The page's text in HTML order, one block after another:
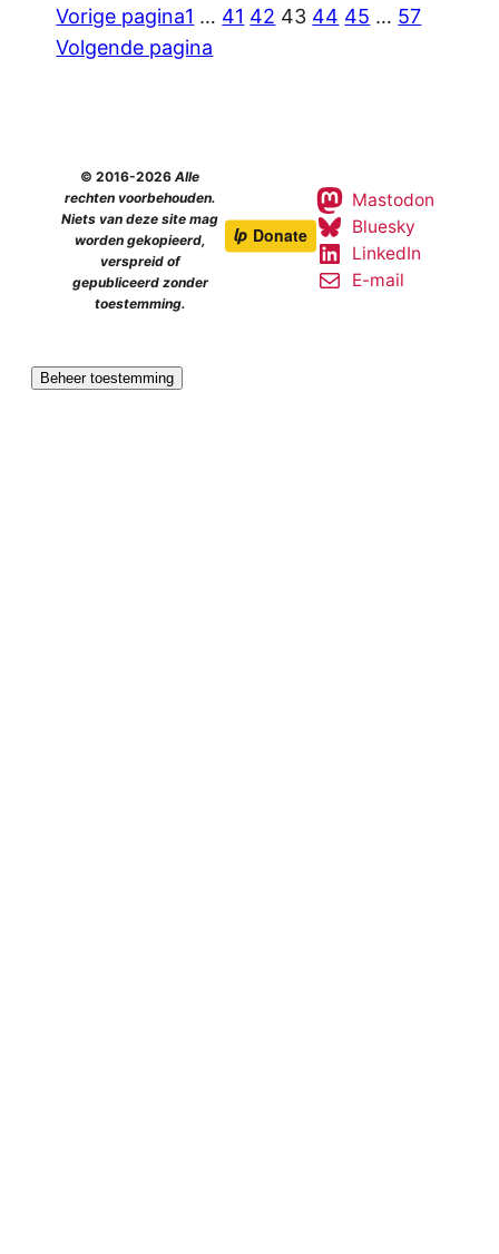
Vorige pagina1 … 41 42 43 44 45 … 57
Volgende pagina
© 2016-2026Alle
rechten voorbehouden.
Niets van deze site mag
worden gekopieerd,
verspreid of
gepubliceerd zonder
toestemming.
Mastodon
Bluesky
LinkedIn
E-mail
Beheer toestemming